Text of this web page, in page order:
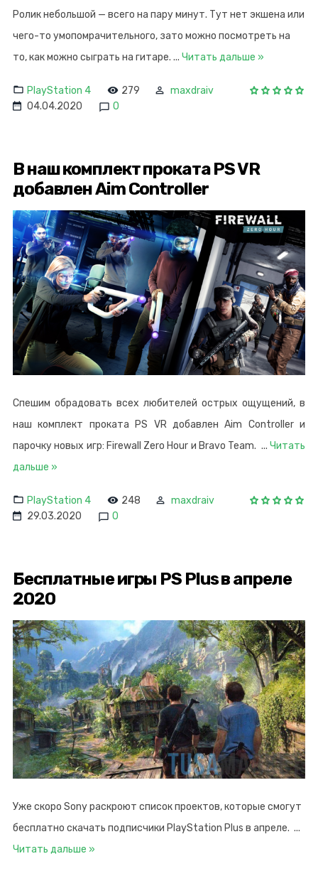
Ролик небольшой — всего на пару минут. Тут нет экшена или
чего-то умопомрачительного, зато можно посмотреть на
то, как можно сыграть на гитаре. ... Читать дальше »
PlayStation 4 279
maxdraiv
04.04.2020
0
В наш комплект проката PS VR
добавлен Aim Controller
Спешим обрадовать всех любителей острых ощущений, в
наш комплект проката PS VR добавлен Aim Controller и
парочку новых игр: Firewall Zero Hour и Bravo Team. ...Читать
дальше »
PlayStation 4 248
maxdraiv
29.03.2020
0
Бесплатные игры PS Plus в апреле
2020
Уже скоро Sony раскроют список проектов, которые смогут
бесплатно скачать подписчики PlayStation Plus в апреле. ...
Читать дальше »